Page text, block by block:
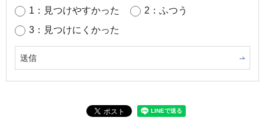
1：見つけやすかった
2：ふつう
3：見つけにくかった